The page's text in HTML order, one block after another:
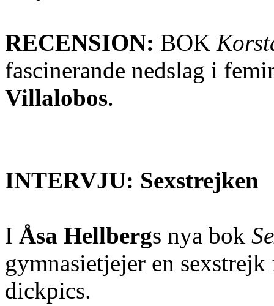
RECENSION: BOK
fascinerande nedslag i
Villalobos.
INTERVJU: Sexstrejken
I Åsa Hellbergs nya bok
gymnasietjejer en
dickpics.